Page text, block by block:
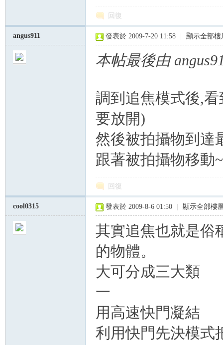
回復
angus911 發表於 2009-7-20 11:58 顯示全部樓
本帖最後由
調到追焦模式後,
要放開)
然後被拍攝物到達
跟著被拍攝物移動~
回復
cool0315 發表於 2009-8-6 01:50 顯示全部樓
其實追焦也就是俗
的物體。
大可分成三大類
一
用高速快門凝結
利用快門先決模式